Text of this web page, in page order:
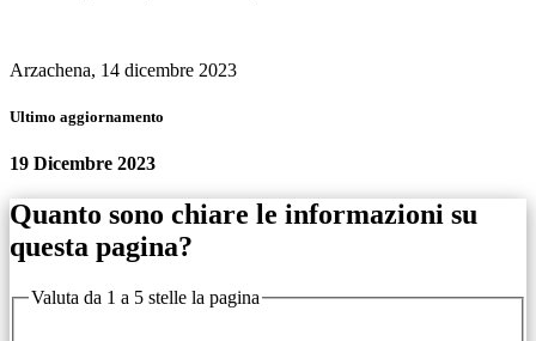
Arzachena, 14 dicembre 2023
Ultimo aggiornamento
19 Dicembre 2023
Quanto sono chiare le informazioni su
questa pagina?
Valuta da 1 a 5 stelle la pagina